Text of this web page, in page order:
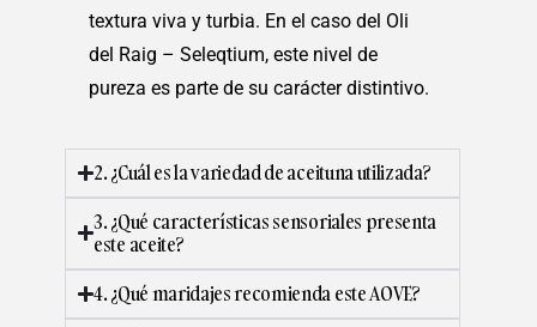
textura viva y turbia. En el caso del Oli
del Raig – Seleqtium, este nivel de
pureza es parte de su carácter distintivo.
2. ¿Cuál es la variedad de aceituna utilizada?
3. ¿Qué características sensoriales presenta
este aceite?
4. ¿Qué maridajes recomienda este AOVE?